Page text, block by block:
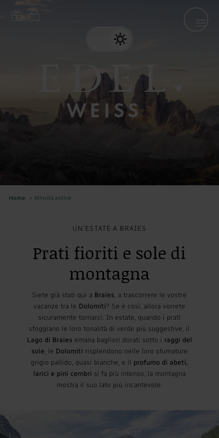
Home > Attività estive
UN’ESTATE A BRAIES
Prati fioriti e sole di
montagna
Siete già stati qui a Braies, a trascorrere le vostre
vacanze tra le Dolomiti? Se è così, allora vorrete
sicuramente tornarci. In estate, quando i prati
sfoggiano le loro tonalità di verde più suggestive, il
Lago di Braies emana bagliori dorati sotto i raggi del
sole, le Dolomiti risplendono nelle loro sfumature
grigio pallido, quasi bianche, e il profumo di abeti,
larici e pini cembri si fa più intenso, la montagna
mostra il suo lato più incantevole.